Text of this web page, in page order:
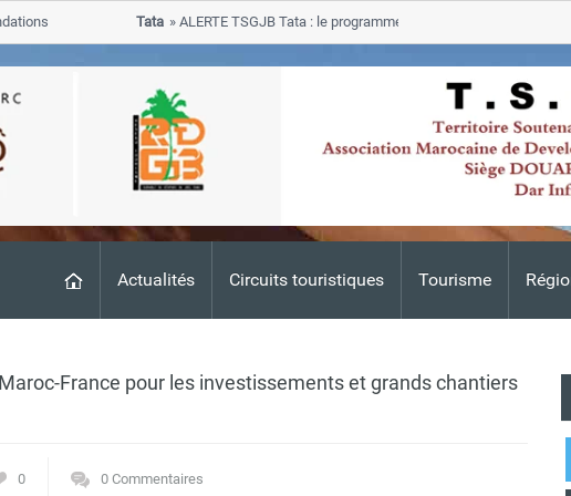
Actualités Circuits touristiques Tourisme
ALERTE TSGJB Tata : le programme de rehabilitation post-
progresse dans les zones sinistrees
France pour les investissements et grands chantiers
0 0 Commentaires